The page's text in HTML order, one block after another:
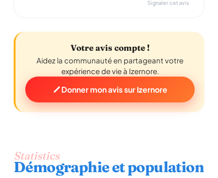
Signaler cet avis
Votre avis compte !
Aidez la communauté en partageant votre
expérience de vie à Izernore.
Donner mon avis sur Izernore
Statistics
Démographie et population